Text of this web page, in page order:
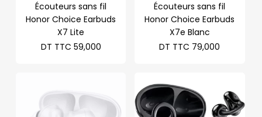
Écouteurs sans fil
Honor Choice Earbuds
X7 Lite
DT TTC 59,000
Écouteurs sans fil
Honor Choice Earbuds
X7e Blanc
DT TTC 79,000